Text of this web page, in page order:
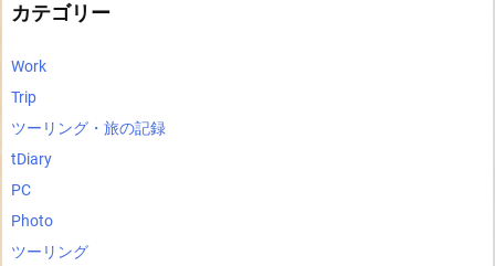
カテゴリー
Work
Trip
ツーリング・旅の記録
tDiary
PC
Photo
ツーリング